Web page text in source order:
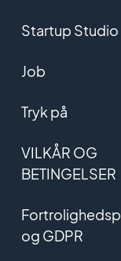
Startup Studio
Job
Tryk på
VILKÅR OG
BETINGELSER
og GDPR